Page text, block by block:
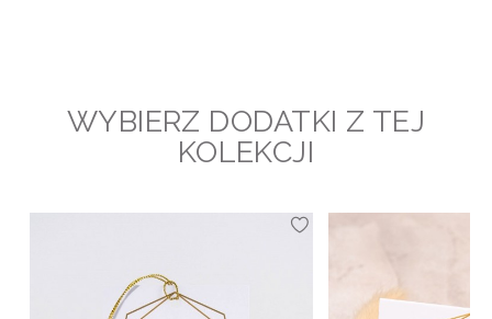
WYBIERZ DODATKI Z TEJ
KOLEKCJI